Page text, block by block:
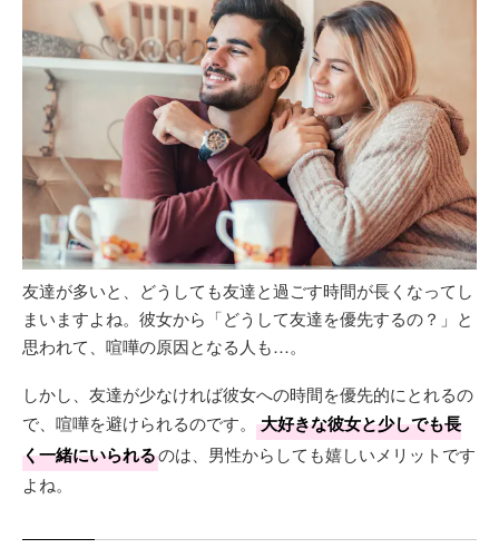
友達が多いと、どうしても友達と過ごす時間が長くなってし
まいますよね。彼女から「どうして友達を優先するの？」と
思われて、喧嘩の原因となる人も…。
しかし、友達が少なければ彼女への時間を優先的にとれるの
で、喧嘩を避けられるのです。
大好きな彼女と少しでも長
く一緒にいられるのは、男性からしても嬉しいメリットです
よね。